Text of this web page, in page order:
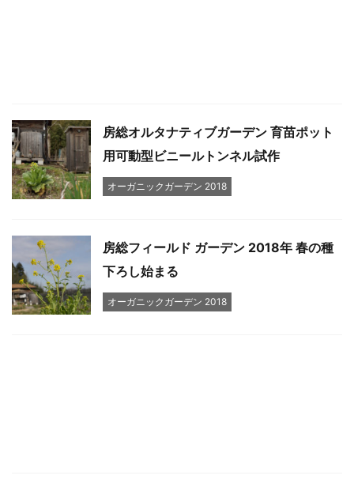
房総オルタナティブガーデン 育苗ポット
用可動型ビニールトンネル試作
オーガニックガーデン 2018
房総フィールド ガーデン 2018年 春の種
下ろし始まる
オーガニックガーデン 2018